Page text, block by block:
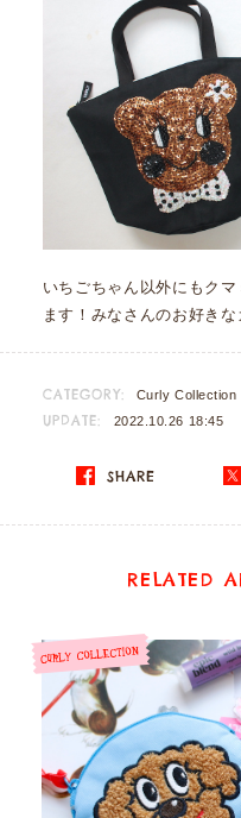
いちごちゃん以外にもク
ます！みなさんのお好き
CATEGORY: Curly Collection
UPDATE: 2022.10.26 18:45
SHARE
RELATED